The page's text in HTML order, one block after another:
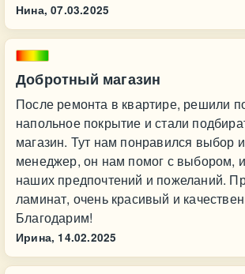
Нина, 07.03.2025
Добротный магазин
После ремонта в квартире, решили
напольное покрытие и стали
магазин. Тут нам понравился выбор
менеджер, он нам помог с выбором,
наших предпочтений и пожеланий.
ламинат, очень красивый и
Благодарим!
Ирина, 14.02.2025